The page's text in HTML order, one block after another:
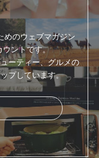
めのウェブマガジン
ントです。
ーティー、グルメの
プしています。